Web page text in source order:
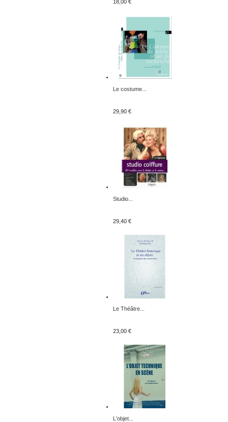
18,00 €
Le costume...
29,90 €
Studio...
29,40 €
Le Théâtre...
23,00 €
L'objet...